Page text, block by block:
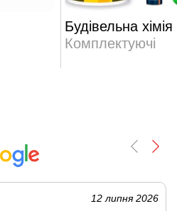
Будівельна хімія
Комплектуючі
12 липня 2026